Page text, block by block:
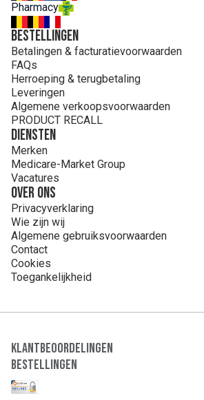
Pharmacy
Bestellingen
Betalingen & facturatievoorwaarden
FAQs
Herroeping & terugbetaling
Leveringen
Algemene verkoopsvoorwaarden
PRODUCT RECALL
Diensten
Merken
Medicare-Market Group
Vacatures
Over ons
Privacyverklaring
Wie zijn wij
Algemene gebruiksvoorwaarden
Contact
Cookies
Toegankelijkheid
Klantbeoordelingen
Bestellingen